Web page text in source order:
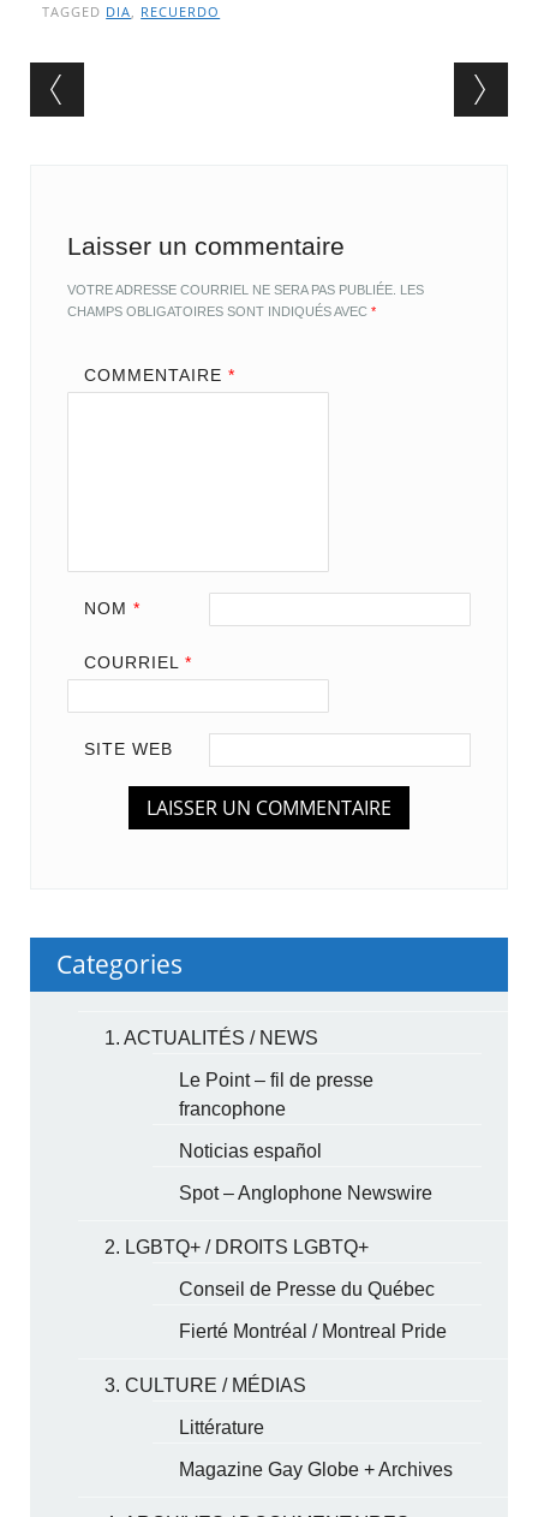
TAGGED DIA, RECUERDO
Post navigation
Laisser un commentaire
VOTRE ADRESSE COURRIEL NE SERA PAS PUBLIÉE. LES
CHAMPS OBLIGATOIRES SONT INDIQUÉS AVEC*
COMMENTAIRE *
NOM *
COURRIEL *
SITE WEB
Categories
1. ACTUALITÉS / NEWS
Le Point – fil de presse
francophone
Noticias español
Spot – Anglophone Newswire
2. LGBTQ+ / DROITS LGBTQ+
Conseil de Presse du Québec
Fierté Montréal / Montreal Pride
3. CULTURE / MÉDIAS
Littérature
Magazine Gay Globe + Archives